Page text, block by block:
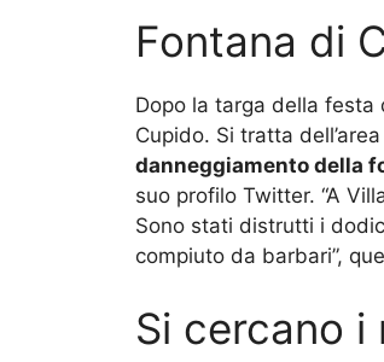
Fontana di
Dopo la targa della
Cupido. Si tratta
danneggiamento della
suo profilo Twitter. “A
Sono stati distrutti i
compiuto da barbari”,
Si cercano i